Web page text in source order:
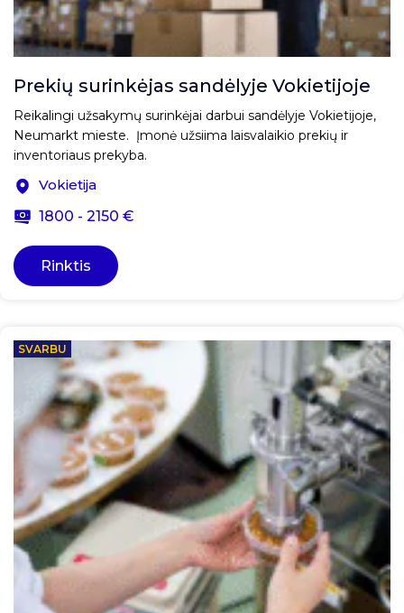
Prekių surinkėjas sandėlyje Vokietijoje
Reikalingi užsakymų surinkėjai darbui sandėlyje Vokietijoje,
Neumarkt mieste. Įmonė užsiima laisvalaikio prekių ir
inventoriaus prekyba.
Vokietija
1800 - 2150 €
Rinktis
SVARBU